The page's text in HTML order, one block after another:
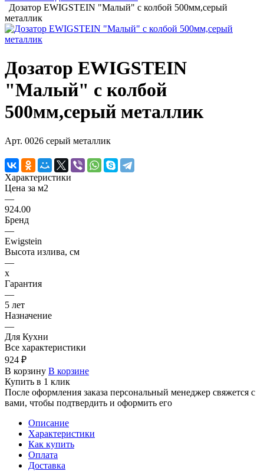
Дозатор EWIGSTEIN "Малый" с колбой 500мм,серый
металлик
Дозатор EWIGSTEIN
"Малый" с колбой
500мм,серый металлик
Арт. 0026 серый металлик
Характеристики
Цена за м2
—
924.00
Бренд
—
Ewigstein
Высота излива, см
—
х
Гарантия
—
5 лет
Назначение
—
Для Кухни
Все характеристики
924 ₽
В корзину В корзине
Купить в 1 клик
После оформления заказа персональный менеджер свяжется с
вами, чтобы подтвердить и оформить его
Описание
Характеристики
Как купить
Оплата
Доставка